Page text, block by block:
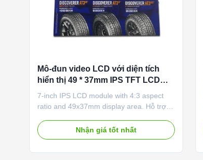
Mô-đun video LCD với diện tích
hiển thị 49 * 37mm IPS TFT LCD
Panel và tỷ lệ khung hình 4: 3 cho
sử dụng công nghiệp và thương
7-inch IPS LCD module with 4:3 aspect
ratio and 49x37mm display area. Hỗ trợ
hình ảnh JPG/BMP/GIF/PNG. Chứng
nhận EMC/FCC/CE/ROHS cho các ứng
Nhận giá tốt nhất